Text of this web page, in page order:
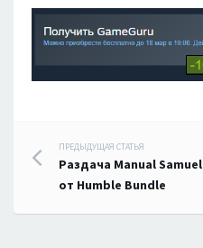
Навигация
по
записям
ПРЕДЫДУЩАЯ СТАТЬЯ
Раздача Manual Samuel
от Humble Bundle